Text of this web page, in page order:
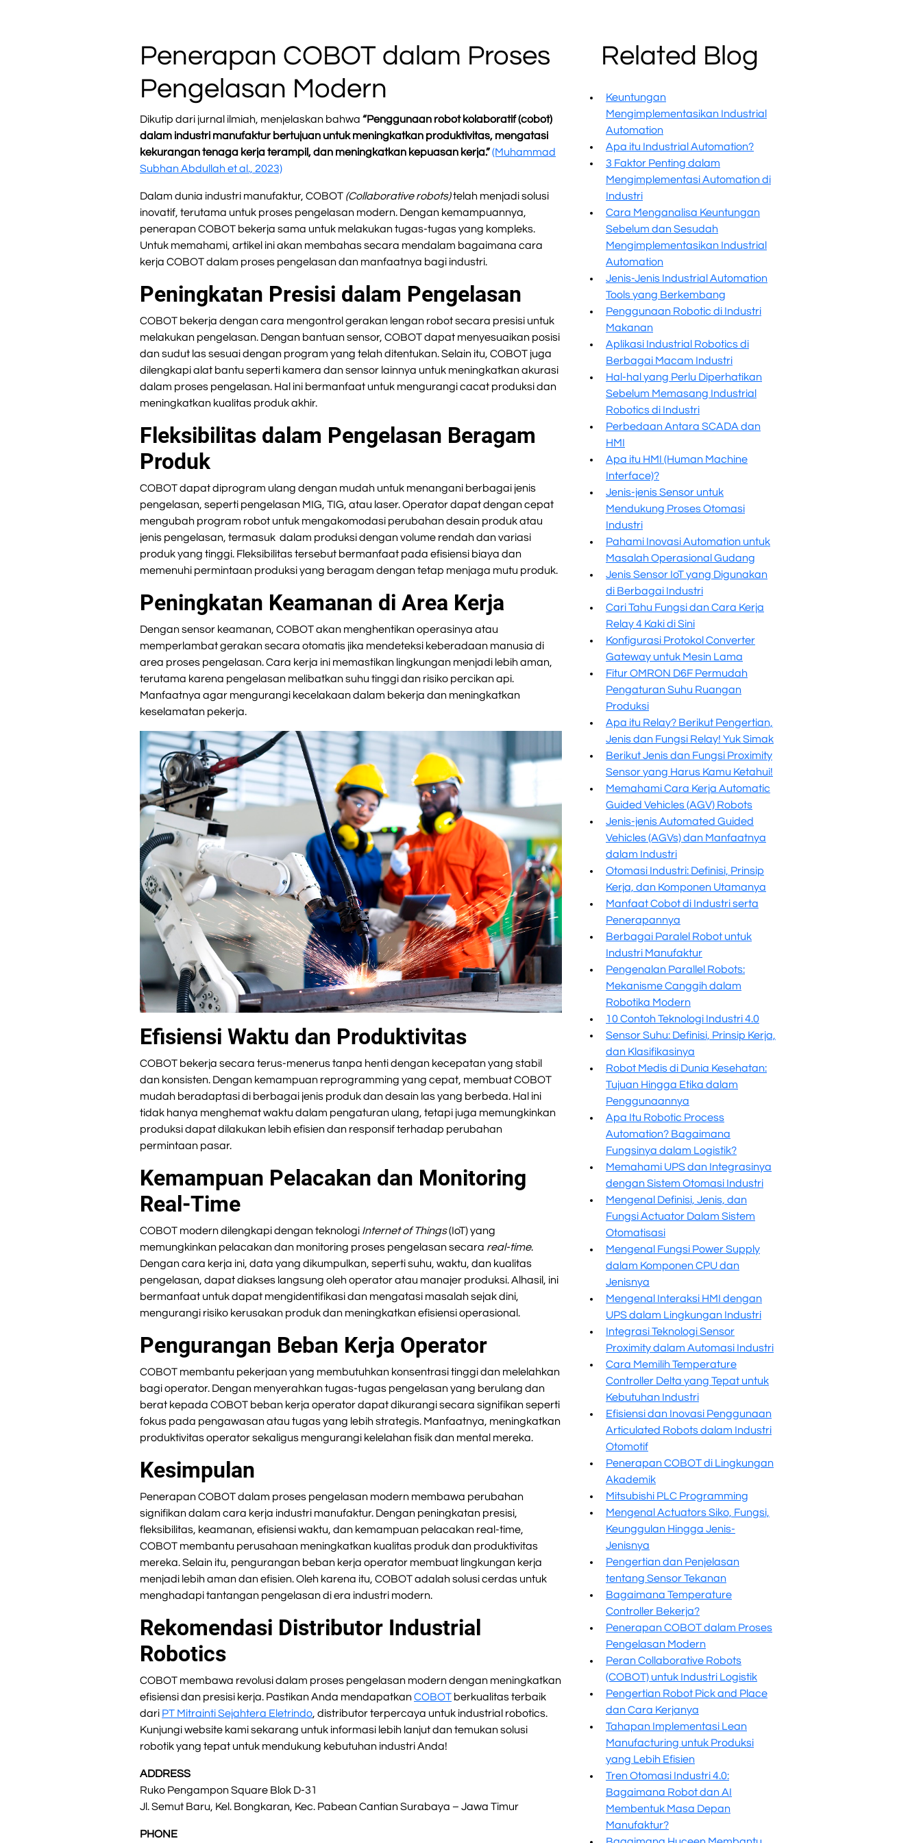
Penerapan COBOT dalam Proses
Pengelasan Modern
Dikutip dari jurnal ilmiah, menjelaskan bahwa “Penggunaan robot kolaboratif (cobot)
dalam industri manufaktur bertujuan untuk meningkatkan produktivitas, mengatasi
kekurangan tenaga kerja terampil, dan meningkatkan kepuasan kerja.”(Muhammad
Subhan Abdullah et al., 2023)
Dalam dunia industri manufaktur, COBOT (Collaborative robots)telah menjadi solusi
inovatif, terutama untuk proses pengelasan modern. Dengan kemampuannya,
penerapan COBOT bekerja sama untuk melakukan tugas-tugas yang kompleks.
Untuk memahami, artikel ini akan membahas secara mendalam bagaimana cara
kerja COBOT dalam proses pengelasan dan manfaatnya bagi industri.
Peningkatan Presisi dalam Pengelasan
COBOT bekerja dengan cara mengontrol gerakan lengan robot secara presisi untuk
melakukan pengelasan. Dengan bantuan sensor, COBOT dapat menyesuaikan posisi
dan sudut las sesuai dengan program yang telah ditentukan. Selain itu, COBOT juga
dilengkapi alat bantu seperti kamera dan sensor lainnya untuk meningkatkan akurasi
dalam proses pengelasan. Hal ini bermanfaat untuk mengurangi cacat produksi dan
meningkatkan kualitas produk akhir.
Fleksibilitas dalam Pengelasan Beragam
Produk
COBOT dapat diprogram ulang dengan mudah untuk menangani berbagai jenis
pengelasan, seperti pengelasan MIG, TIG, atau laser. Operator dapat dengan cepat
mengubah program robot untuk mengakomodasi perubahan desain produk atau
jenis pengelasan, termasuk dalam produksi dengan volume rendah dan variasi
produk yang tinggi. Fleksibilitas tersebut bermanfaat pada efisiensi biaya dan
memenuhi permintaan produksi yang beragam dengan tetap menjaga mutu produk.
Peningkatan Keamanan di Area Kerja
Dengan sensor keamanan, COBOT akan menghentikan operasinya atau
memperlambat gerakan secara otomatis jika mendeteksi keberadaan manusia di
area proses pengelasan. Cara kerja ini memastikan lingkungan menjadi lebih aman,
terutama karena pengelasan melibatkan suhu tinggi dan risiko percikan api.
Manfaatnya agar mengurangi kecelakaan dalam bekerja dan meningkatkan
keselamatan pekerja.
Efisiensi Waktu dan Produktivitas
COBOT bekerja secara terus-menerus tanpa henti dengan kecepatan yang stabil
dan konsisten. Dengan kemampuan reprogramming yang cepat, membuat COBOT
mudah beradaptasi di berbagai jenis produk dan desain las yang berbeda. Hal ini
tidak hanya menghemat waktu dalam pengaturan ulang, tetapi juga memungkinkan
produksi dapat dilakukan lebih efisien dan responsif terhadap perubahan
permintaan pasar.
Kemampuan Pelacakan dan Monitoring
Real-Time
COBOT modern dilengkapi dengan teknologi Internet of Things(IoT) yang
memungkinkan pelacakan dan monitoring proses pengelasan secara real-time.
Dengan cara kerja ini, data yang dikumpulkan, seperti suhu, waktu, dan kualitas
pengelasan, dapat diakses langsung oleh operator atau manajer produksi. Alhasil, ini
bermanfaat untuk dapat mengidentifikasi dan mengatasi masalah sejak dini,
mengurangi risiko kerusakan produk dan meningkatkan efisiensi operasional.
Pengurangan Beban Kerja Operator
COBOT membantu pekerjaan yang membutuhkan konsentrasi tinggi dan melelahkan
bagi operator. Dengan menyerahkan tugas-tugas pengelasan yang berulang dan
berat kepada COBOT beban kerja operator dapat dikurangi secara signifikan seperti
fokus pada pengawasan atau tugas yang lebih strategis. Manfaatnya, meningkatkan
produktivitas operator sekaligus mengurangi kelelahan fisik dan mental mereka.
Kesimpulan
Penerapan COBOT dalam proses pengelasan modern membawa perubahan
signifikan dalam cara kerja industri manufaktur. Dengan peningkatan presisi,
fleksibilitas, keamanan, efisiensi waktu, dan kemampuan pelacakan real-time,
COBOT membantu perusahaan meningkatkan kualitas produk dan produktivitas
mereka. Selain itu, pengurangan beban kerja operator membuat lingkungan kerja
menjadi lebih aman dan efisien. Oleh karena itu, COBOT adalah solusi cerdas untuk
menghadapi tantangan pengelasan di era industri modern.
Rekomendasi Distributor Industrial
Robotics
COBOT membawa revolusi dalam proses pengelasan modern dengan meningkatkan
efisiensi dan presisi kerja. Pastikan Anda mendapatkanCOBOT berkualitas terbaik
dari PT Mitrainti Sejahtera Eletrindo, distributor terpercaya untuk industrial robotics.
Kunjungi website kami sekarang untuk informasi lebih lanjut dan temukan solusi
robotik yang tepat untuk mendukung kebutuhan industri Anda!
ADDRESS
Ruko Pengampon Square Blok D-31
Jl. Semut Baru, Kel. Bongkaran, Kec. Pabean Cantian Surabaya – Jawa Timur
PHONE
Related Blog
Keuntungan
Mengimplementasikan Industrial
Automation
Apa itu Industrial Automation?
3 Faktor Penting dalam
Mengimplementasi Automation di
Industri
Cara Menganalisa Keuntungan
Sebelum dan Sesudah
Mengimplementasikan Industrial
Automation
Jenis-Jenis Industrial Automation
Tools yang Berkembang
Penggunaan Robotic di Industri
Makanan
Aplikasi Industrial Robotics di
Berbagai Macam Industri
Hal-hal yang Perlu Diperhatikan
Sebelum Memasang Industrial
Robotics di Industri
Perbedaan Antara SCADA dan
HMI
Apa itu HMI (Human Machine
Interface)?
Jenis-jenis Sensor untuk
Mendukung Proses Otomasi
Industri
Pahami Inovasi Automation untuk
Masalah Operasional Gudang
Jenis Sensor IoT yang Digunakan
di Berbagai Industri
Cari Tahu Fungsi dan Cara Kerja
Relay 4 Kaki di Sini
Konfigurasi Protokol Converter
Gateway untuk Mesin Lama
Fitur OMRON D6F Permudah
Pengaturan Suhu Ruangan
Produksi
Apa itu Relay? Berikut Pengertian,
Jenis dan Fungsi Relay! Yuk Simak
Berikut Jenis dan Fungsi Proximity
Sensor yang Harus Kamu Ketahui!
Memahami Cara Kerja Automatic
Guided Vehicles (AGV) Robots
Jenis-jenis Automated Guided
Vehicles (AGVs) dan Manfaatnya
dalam Industri
Otomasi Industri: Definisi, Prinsip
Kerja, dan Komponen Utamanya
Manfaat Cobot di Industri serta
Penerapannya
Berbagai Paralel Robot untuk
Industri Manufaktur
Pengenalan Parallel Robots:
Mekanisme Canggih dalam
Robotika Modern
10 Contoh Teknologi Industri 4.0
Sensor Suhu: Definisi, Prinsip Kerja,
dan Klasifikasinya
Robot Medis di Dunia Kesehatan:
Tujuan Hingga Etika dalam
Penggunaannya
Apa Itu Robotic Process
Automation? Bagaimana
Fungsinya dalam Logistik?
Memahami UPS dan Integrasinya
dengan Sistem Otomasi Industri
Mengenal Definisi, Jenis, dan
Fungsi Actuator Dalam Sistem
Otomatisasi
Mengenal Fungsi Power Supply
dalam Komponen CPU dan
Jenisnya
Mengenal Interaksi HMI dengan
UPS dalam Lingkungan Industri
Integrasi Teknologi Sensor
Proximity dalam Automasi Industri
Cara Memilih Temperature
Controller Delta yang Tepat untuk
Kebutuhan Industri
Efisiensi dan Inovasi Penggunaan
Articulated Robots dalam Industri
Otomotif
Penerapan COBOT di Lingkungan
Akademik
Mitsubishi PLC Programming
Mengenal Actuators Siko, Fungsi,
Keunggulan Hingga Jenis-
Jenisnya
Pengertian dan Penjelasan
tentang Sensor Tekanan
Bagaimana Temperature
Controller Bekerja?
Penerapan COBOT dalam Proses
Pengelasan Modern
Peran Collaborative Robots
(COBOT) untuk Industri Logistik
Pengertian Robot Pick and Place
dan Cara Kerjanya
Tahapan Implementasi Lean
Manufacturing untuk Produksi
yang Lebih Efisien
Tren Otomasi Industri 4.0:
Bagaimana Robot dan AI
Membentuk Masa Depan
Manufaktur?